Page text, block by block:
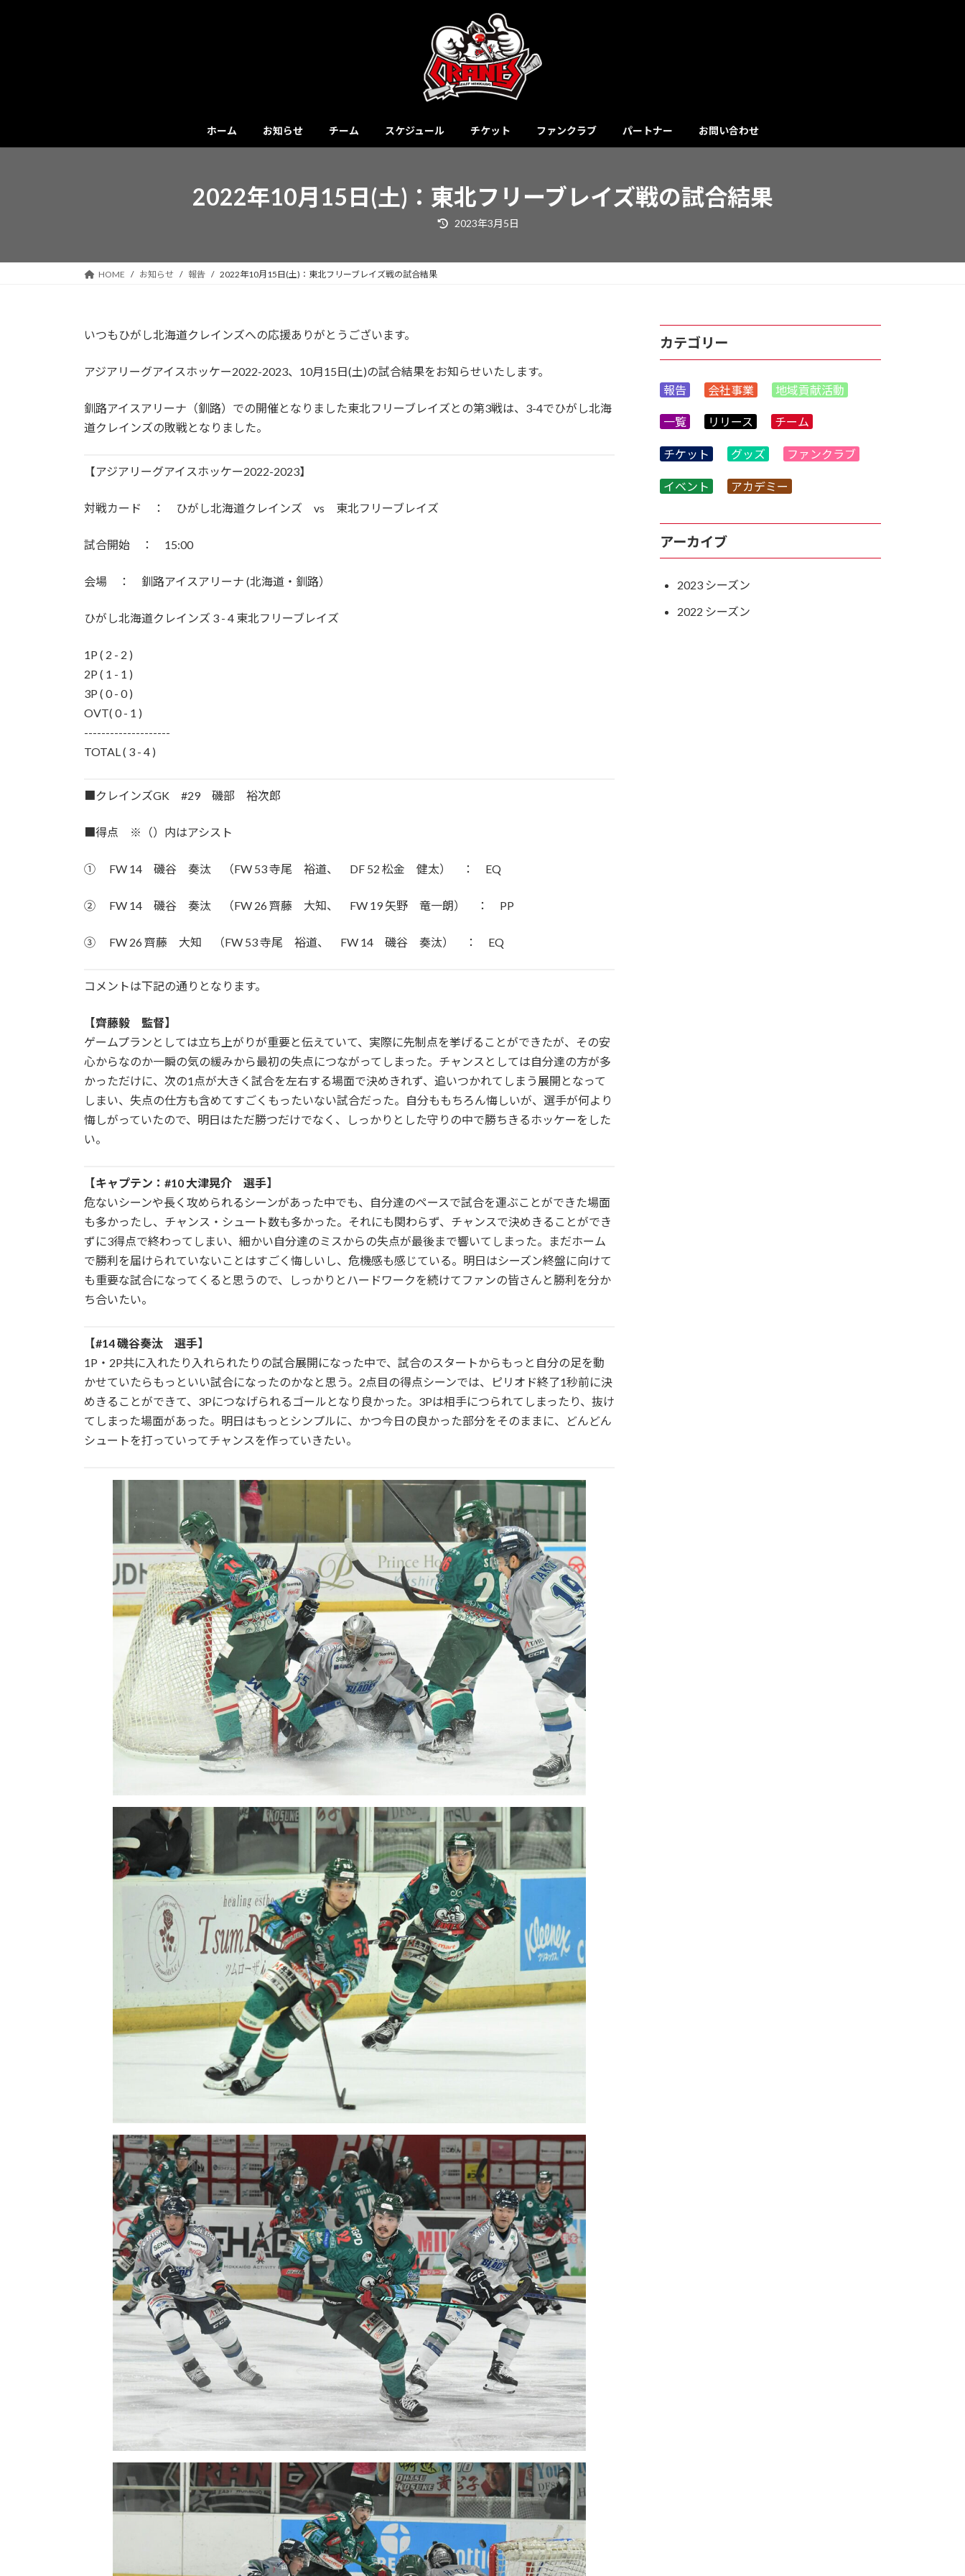
ッ
移
ホーム お知らせ チーム スケジュール チケット ファンクラブ パートナー お問い合わせ
2022年10月15日(土)：東北フリーブレイズ戦の試合結果
最
日
2023年3月5日
HOME お知らせ 報告 2022年10月15日(土)：東北フリーブレイズ戦の試合結果
いつもひがし北海道クレインズへの応援ありがとうございます。
アジアリーグアイスホッケー2022-2023、10月15日(土)の試合結果をお知らせいたします。
釧路アイスアリーナ（釧路）での開催となりました東北フリーブレイズとの第3戦は、3-4でひがし北海
道クレインズの敗戦となりました。
【アジアリーグアイスホッケー2022-2023】
対戦カード ： ひがし北海道クレインズ vs 東北フリーブレイズ
試合開始 ： 15:00
会場 ： 釧路アイスアリーナ (北海道・釧路）
ひがし北海道クレインズ 3 - 4 東北フリーブレイズ
1P ( 2 - 2 )
2P ( 1 - 1 )
3P ( 0 - 0 )
OVT( 0 - 1 )
--------------------
TOTAL ( 3 - 4 )
■クレインズGK #29 磯部 裕次郎
■得点 ※（）内はアシスト
① FW 14 磯谷 奏汰 （FW 53 寺尾 裕道、 DF 52 松金 健太） ： EQ
② FW 14 磯谷 奏汰 （FW 26 齊藤 大知、 FW 19 矢野 竜一朗） ： PP
③ FW 26 齊藤 大知 （FW 53 寺尾 裕道、 FW 14 磯谷 奏汰） ： EQ
コメントは下記の通りとなります。
【齊藤毅 監督】
ゲームプランとしては立ち上がりが重要と伝えていて、実際に先制点を挙げることができたが、その安
心からなのか一瞬の気の緩みから最初の失点につながってしまった。チャンスとしては自分達の方が多
かっただけに、次の1点が大きく試合を左右する場面で決めきれず、追いつかれてしまう展開となって
しまい、失点の仕方も含めてすごくもったいない試合だった。自分ももちろん悔しいが、選手が何より
悔しがっていたので、明日はただ勝つだけでなく、しっかりとした守りの中で勝ちきるホッケーをした
い。
【キャプテン：#10 大津晃介 選手】
危ないシーンや長く攻められるシーンがあった中でも、自分達のペースで試合を運ぶことができた場面
も多かったし、チャンス・シュート数も多かった。それにも関わらず、チャンスで決めきることができ
ずに3得点で終わってしまい、細かい自分達のミスからの失点が最後まで響いてしまった。まだホーム
で勝利を届けられていないことはすごく悔しいし、危機感も感じている。明日はシーズン終盤に向けて
も重要な試合になってくると思うので、しっかりとハードワークを続けてファンの皆さんと勝利を分か
ち合いたい。
【#14 磯谷奏汰 選手】
1P・2P共に入れたり入れられたりの試合展開になった中で、試合のスタートからもっと自分の足を動
かせていたらもっといい試合になったのかなと思う。2点目の得点シーンでは、ピリオド終了1秒前に決
めきることができて、3Pにつなげられるゴールとなり良かった。3Pは相手につられてしまったり、抜け
てしまった場面があった。明日はもっとシンプルに、かつ今日の良かった部分をそのままに、どんどん
シュートを打っていってチャンスを作っていきたい。
カテゴリー
報告 会社事業 地域貢献活動
一覧 リリース チーム
チケット グッズ ファンクラブ
イベント アカデミー
アーカイブ
2023
2022